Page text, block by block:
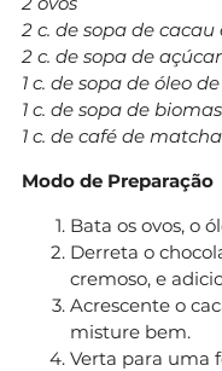
2 c. de sopa de cacau
2 c. de sopa de
1 c. de sopa de óleo
1 c. de sopa de
1 c. de café de
Modo de Preparação
Bata os ovos, o
Derreta o
cremoso, e
Acrescente o
misture bem.
Verta para uma